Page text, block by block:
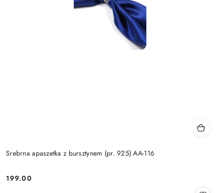
Srebrna apaszetka z bursztynem (pr. 925) AA-116
Cena:
199.00